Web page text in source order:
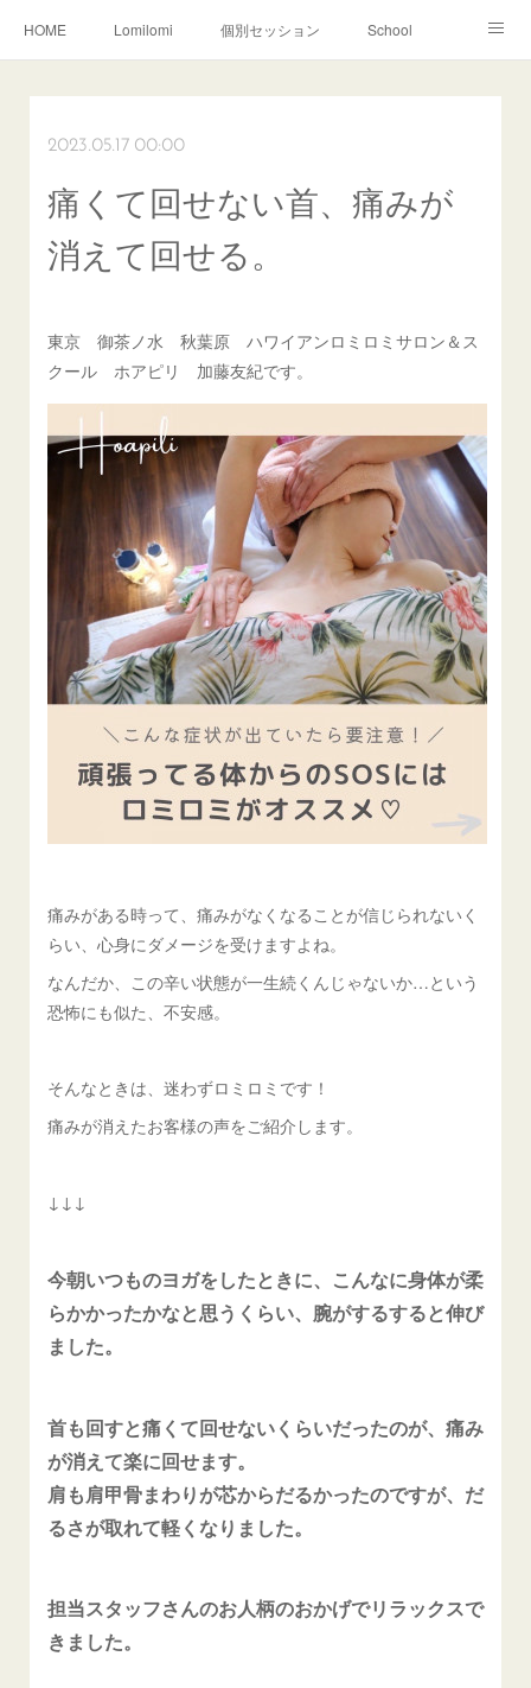
HOME Lomilomi 個別セッション School
School無料説明会
2023.05.17 00:00
痛くて回せない首、痛みが
消えて回せる。
東京 御茶ノ水 秋葉原 ハワイアンロミロミサロン＆ス
クール ホアピリ 加藤友紀です。
痛みがある時って、痛みがなくなることが信じられないく
らい、心身にダメージを受けますよね。
なんだか、この辛い状態が一生続くんじゃないか…という
恐怖にも似た、不安感。
そんなときは、迷わずロミロミです！
痛みが消えたお客様の声をご紹介します。
↓↓↓
今朝いつものヨガをしたときに、こんなに身体が柔
らかかったかなと思うくらい、腕がするすると伸び
ました。
首も回すと痛くて回せないくらいだったのが、痛み
が消えて楽に回せます。
肩も肩甲骨まわりが芯からだるかったのですが、だ
るさが取れて軽くなりました。
担当スタッフさんのお人柄のおかげでリラックスで
きました。